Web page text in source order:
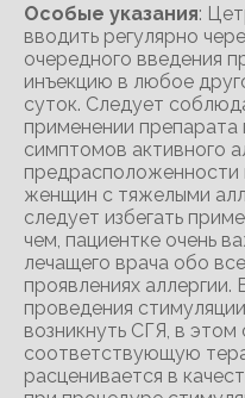
Особые указания:
вводить регулярно
очередного введения
инъекцию в любое
суток. Следует
применении препарата
симптомов активного
предрасположенности
женщин с тяжелыми
следует избегать
чем, пациентке очень
лечащего врача обо
проявлениях
проведения
возникнуть СГЯ, в
соответствующую
расценивается в